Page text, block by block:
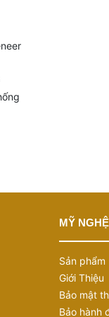
Mà là:
Gói giấy
Sau khi
Đo gói
MỸ
Sản phẩm
Giới Thiệu
Bảo mật
Bảo hành